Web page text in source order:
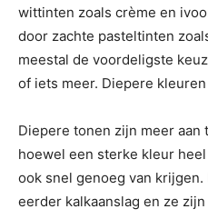
wittinten zoals crème en
door zachte pasteltinten
meestal de voordeligste
of iets meer. Diepere
Diepere tonen zijn meer aan
hoewel een sterke kleur
ook snel genoeg van
eerder kalkaanslag en ze